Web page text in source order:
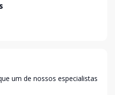
um de nossos especialistas